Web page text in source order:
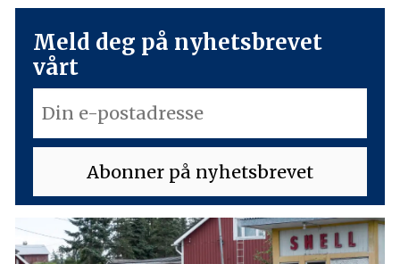
Meld deg på nyhetsbrevet
vårt